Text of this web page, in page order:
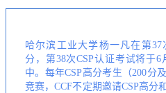
哈尔滨工业大学杨一凡在第37
分，第38次CSP认证考试将于
中。每年CSP高分考生（200分
竞赛，CCF不定期邀请CSP高分